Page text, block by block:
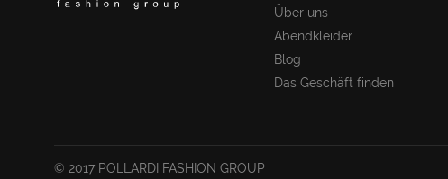
Über uns
Abendkleider
Blog
Das Geschäft finden
© 2017 POLLARDI FASHION GROUP